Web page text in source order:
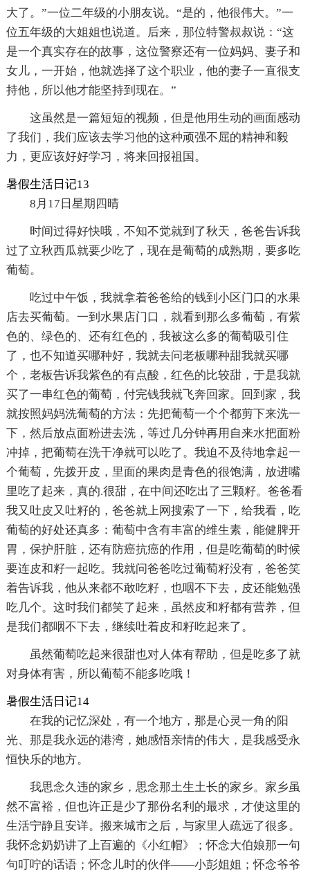
大了。”一位二年级的小朋友说。“是的，他很伟大。”一
位五年级的大姐姐也说道。后来，那位特警叔叔说：“这
是一个真实存在的故事，这位警察还有一位妈妈、妻子和
女儿，一开始，他就选择了这个职业，他的妻子一直很支
持他，所以他才能坚持到现在。”
这虽然是一篇短短的视频，但是他用生动的画面感动
了我们，我们应该去学习他的这种顽强不屈的精神和毅
力，更应该好好学习，将来回报祖国。
暑假生活日记13
8月17日星期四晴
时间过得好快哦，不知不觉就到了秋天，爸爸告诉我
过了立秋西瓜就要少吃了，现在是葡萄的成熟期，要多吃
葡萄。
吃过中午饭，我就拿着爸爸给的钱到小区门口的水果
店去买葡萄。一到水果店门口，就看到那么多葡萄，有紫
色的、绿色的、还有红色的，我被这么多的葡萄吸引住
了，也不知道买哪种好，我就去问老板哪种甜我就买哪
个，老板告诉我紫色的有点酸，红色的比较甜，于是我就
买了一串红色的葡萄，付完钱我就飞奔回家。回到家，我
就按照妈妈洗葡萄的方法：先把葡萄一个个都剪下来洗一
下，然后放点面粉进去洗，等过几分钟再用自来水把面粉
冲掉，把葡萄在洗干净就可以吃了。我迫不及待地拿起一
个葡萄，先拨开皮，里面的果肉是青色的很饱满，放进嘴
里吃了起来，真的.很甜，在中间还吃出了三颗籽。爸爸看
我又吐皮又吐籽的，爸爸就上网搜索了一下，给我看，吃
葡萄的好处还真多：葡萄中含有丰富的维生素，能健脾开
胃，保护肝脏，还有防癌抗癌的作用，但是吃葡萄的时候
要连皮和籽一起吃。我就问爸爸吃过葡萄籽没有，爸爸笑
着告诉我，他从来都不敢吃籽，也咽不下去，皮还能勉强
吃几个。这时我们都笑了起来，虽然皮和籽都有营养，但
是我们都咽不下去，继续吐着皮和籽吃起来了。
虽然葡萄吃起来很甜也对人体有帮助，但是吃多了就
对身体有害，所以葡萄不能多吃哦！
暑假生活日记14
在我的记忆深处，有一个地方，那是心灵一角的阳
光、那是我永远的港湾，她感悟亲情的伟大，是我感受永
恒快乐的地方。
我思念久违的家乡，思念那土生土长的家乡。家乡虽
然不富裕，但也许正是少了那份名利的最求，才使这里的
生活宁静且安详。搬来城市之后，与家里人疏远了很多。
我怀念奶奶讲了上百遍的《小红帽》；怀念大伯娘那一句
句叮咛的话语；怀念儿时的伙伴——小彭姐姐；怀念爷爷